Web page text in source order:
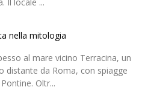
nella mitologia
al mare vicino Terracina, un
distante da Roma, con spiagge
Oltr...